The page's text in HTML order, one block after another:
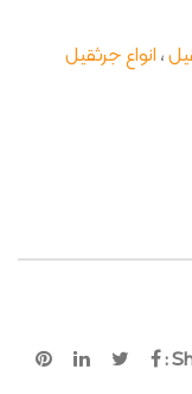
، انواع جرثقیل